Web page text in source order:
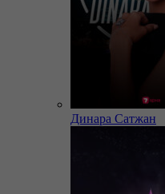
Динара Сатжан